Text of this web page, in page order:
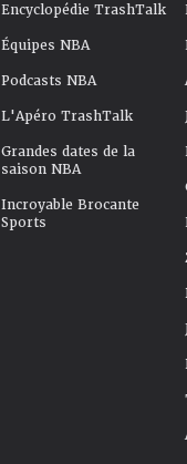
Encyclopédie TrashTalk
Équipes NBA
Podcasts NBA
L'Apéro TrashTalk
Grandes dates de la
saison NBA
Incroyable Brocante
Sports